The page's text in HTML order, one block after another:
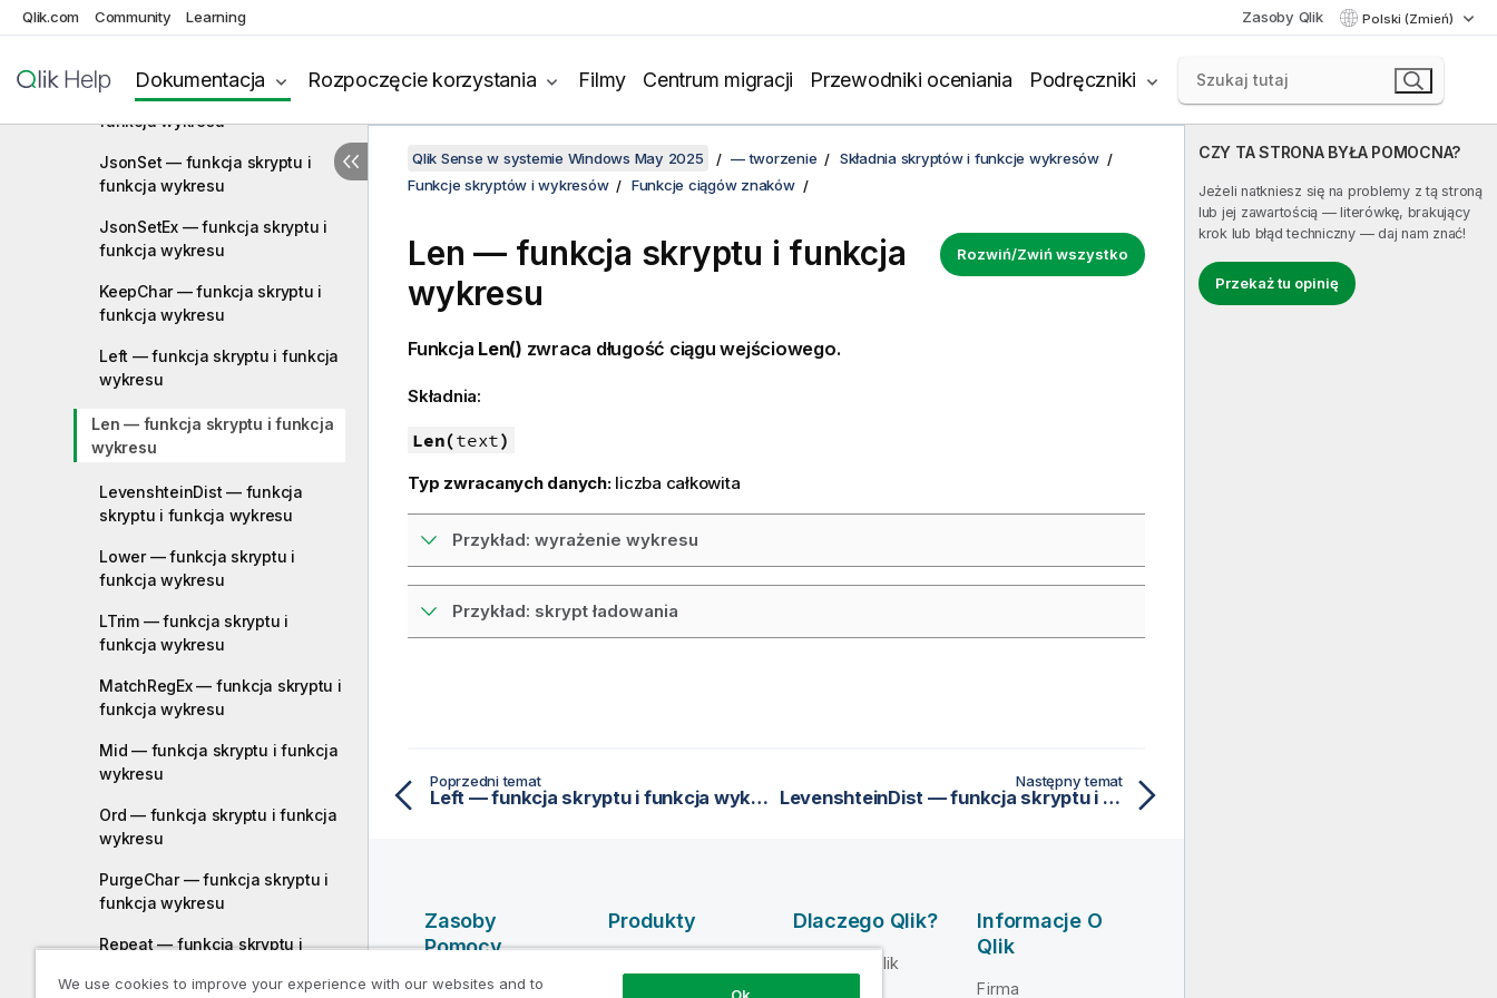
Qlik.com Community Learning Zasoby Qlik Polski (Zmień)
Dokumentacja Rozpoczęcie korzystania Filmy Centrum migracji Przewodniki oceniania Podręczniki
JsonGet — funkcja skryptu i
JsonObject — funkcja skryptu i
funkcja wykresu
JsonSet — funkcja skryptu i
funkcja wykresu
JsonSetEx — funkcja skryptu i
funkcja wykresu
KeepChar — funkcja skryptu i
funkcja wykresu
Left — funkcja skryptu i funkcja
wykresu
Len — funkcja skryptu i funkcja
wykresu
LevenshteinDist — funkcja
skryptu i funkcja wykresu
Lower — funkcja skryptu i
funkcja wykresu
LTrim — funkcja skryptu i
funkcja wykresu
MatchRegEx — funkcja skryptu i
funkcja wykresu
Mid — funkcja skryptu i funkcja
wykresu
Ord — funkcja skryptu i funkcja
wykresu
PurgeChar — funkcja skryptu i
funkcja wykresu
Repeat — funkcja skryptu i
CZY TA STRONA BYŁA POMOCNA?
Jeżeli natkniesz się na problemy z tą stroną
lub jej zawartością — literówkę, brakujący
krok lub błąd techniczny — daj nam znać!
Przekaż tu opinię
Qlik Sense w systemie Windows May 2025 — tworzenie
Składnia skryptów i funkcje wykresów
Funkcje skryptów i wykresów
Funkcje ciągów znaków
Rozwiń/Zwiń wszystko
Len — funkcja skryptu i funkcja
wykresu
Funkcja Len() zwraca długość ciągu wejściowego.
Składnia:
Len(text)
Typ zwracanych danych: liczba całkowita
Przykład: wyrażenie wykresu
Przykład: skrypt ładowania
Poprzedni temat
Left — funkcja skryptu i funkcja wykresu
Następny temat
LevenshteinDist — funkcja skryptu i funkcja wykresu
Zasoby
Pomocy
Filmy pomocy dla
Produkty
DANYCH I
Dlaczego Qlik?
Dlaczego Qlik
Informacje O
Qlik
Firma
We use cookies to improve your experience with our websites and to